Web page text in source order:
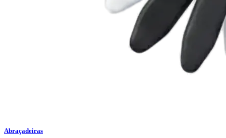
Abraçadeiras